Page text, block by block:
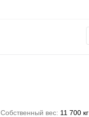
Собственный вес 11 700 кг